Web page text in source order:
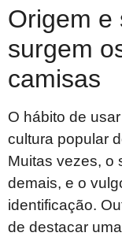
Origem e
surgem
camisas
O hábito de
cultura popular
Muitas vezes, o
demais, e o
identificação.
de destacar